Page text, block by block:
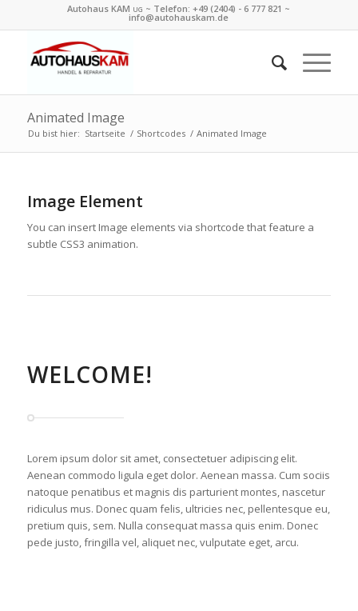
Autohaus KAM UG ~ Telefon:+49 (2404) - 6 777 821 ~
info@autohauskam.de
Animated Image
Du bist hier: Startseite / Shortcodes / Animated Image
Image Element
You can insert Image elements via shortcode that feature a
subtle CSS3 animation.
WELCOME!
Lorem ipsum dolor sit amet, consectetuer adipiscing elit.
Aenean commodo ligula eget dolor. Aenean massa. Cum sociis
natoque penatibus et magnis dis parturient montes, nascetur
ridiculus mus. Donec quam felis, ultricies nec, pellentesque eu,
pretium quis, sem. Nulla consequat massa quis enim. Donec
pede justo, fringilla vel, aliquet nec, vulputate eget, arcu.